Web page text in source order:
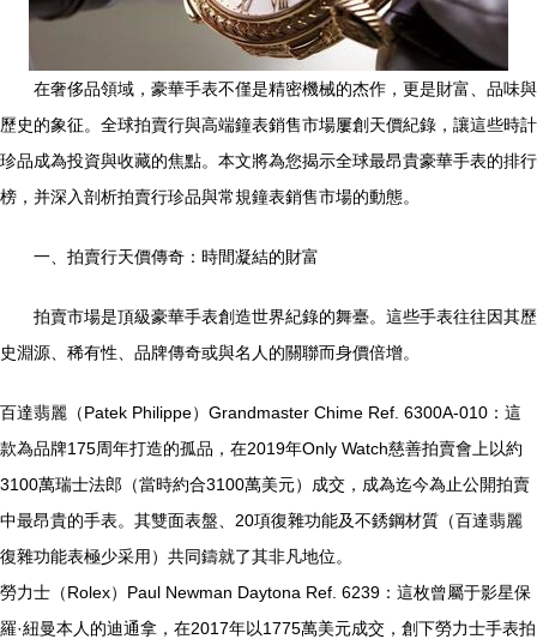
在奢侈品領域，豪華手表不僅是精密機械的杰作，更是財富、品味與
歷史的象征。全球拍賣行與高端鐘表銷售市場屢創天價紀錄，讓這些時計
珍品成為投資與收藏的焦點。本文將為您揭示全球最昂貴豪華手表的排行
榜，并深入剖析拍賣行珍品與常規鐘表銷售市場的動態。
一、拍賣行天價傳奇：時間凝結的財富
拍賣市場是頂級豪華手表創造世界紀錄的舞臺。這些手表往往因其歷
史淵源、稀有性、品牌傳奇或與名人的關聯而身價倍增。
百達翡麗（Patek Philippe）Grandmaster Chime Ref. 6300A-010：這
款為品牌175周年打造的孤品，在2019年Only Watch慈善拍賣會上以約
3100萬瑞士法郎（當時約合3100萬美元）成交，成為迄今為止公開拍賣
中最昂貴的手表。其雙面表盤、20項復雜功能及不銹鋼材質（百達翡麗
復雜功能表極少采用）共同鑄就了其非凡地位。
勞力士（Rolex）Paul Newman Daytona Ref. 6239：這枚曾屬于影星保
羅·紐曼本人的迪通拿，在2017年以1775萬美元成交，創下勞力士手表拍